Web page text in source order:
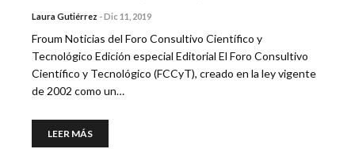
Laura Gutiérrez -Dic 11, 2019
Froum Noticias del Foro Consultivo Científico y
Tecnológico Edición especial Editorial El Foro Consultivo
Científico y Tecnológico (FCCyT), creado en la ley vigente
de 2002 como un…
LEER MÁS